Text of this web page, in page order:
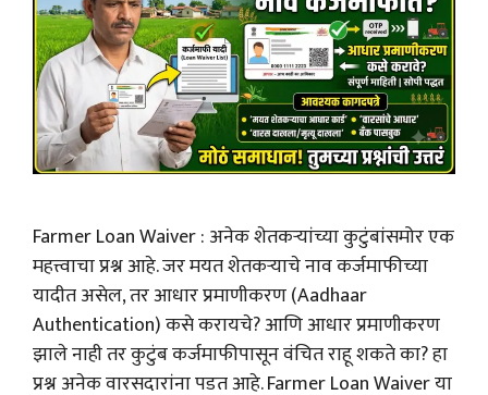
Farmer Loan Waiver : अनेक शेतकऱ्यांच्या कुटुंबांसमोर एक
महत्त्वाचा प्रश्न आहे. जर मयत शेतकऱ्याचे नाव कर्जमाफीच्या
यादीत असेल, तर आधार प्रमाणीकरण (Aadhaar
Authentication) कसे करायचे? आणि आधार प्रमाणीकरण
झाले नाही तर कुटुंब कर्जमाफीपासून वंचित राहू शकते का? हा
प्रश्न अनेक वारसदारांना पडत आहे. Farmer Loan Waiver या